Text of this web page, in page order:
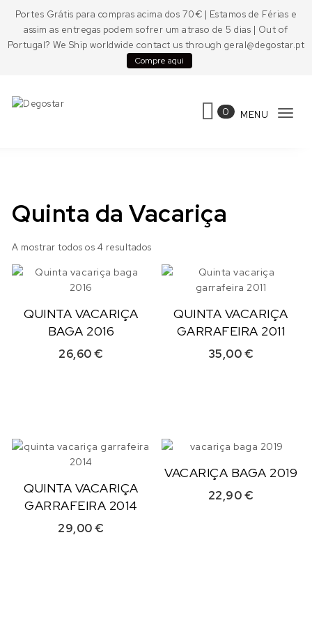
Portes Grátis para compras acima dos 70€ | Estamos de Férias e
assim as entregas podem sofrer um atraso de 5 dias | Out of
Portugal? We Ship worldwide contact us through geral@degostar.pt
Compre aqui
0 MENU
Quinta da Vacariça
A mostrar todos os 4 resultados
QUINTA VACARIÇA
BAGA 2016
26,60€
QUINTA VACARIÇA
GARRAFEIRA 2011
35,00€
QUINTA VACARIÇA
GARRAFEIRA 2014
29,00€
VACARIÇA BAGA 2019
22,90€